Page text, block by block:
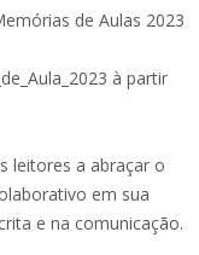
de Aulas 2023
à partir
leitores a abraçar o
em sua
e na comunicação.